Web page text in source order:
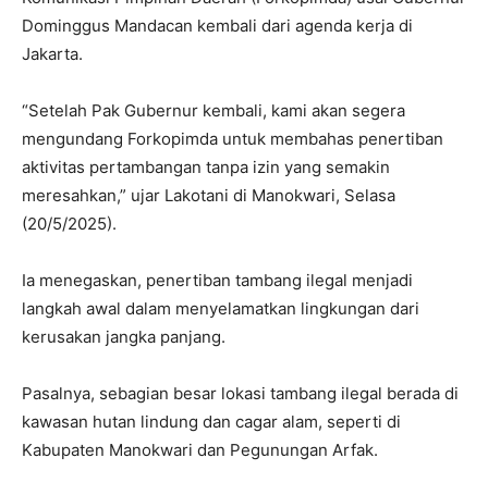
Dominggus Mandacan kembali dari agenda kerja di
Jakarta.
“Setelah Pak Gubernur kembali, kami akan segera
mengundang Forkopimda untuk membahas penertiban
aktivitas pertambangan tanpa izin yang semakin
meresahkan,” ujar Lakotani di Manokwari, Selasa
(20/5/2025).
Ia menegaskan, penertiban tambang ilegal menjadi
langkah awal dalam menyelamatkan lingkungan dari
kerusakan jangka panjang.
Pasalnya, sebagian besar lokasi tambang ilegal berada di
kawasan hutan lindung dan cagar alam, seperti di
Kabupaten Manokwari dan Pegunungan Arfak.